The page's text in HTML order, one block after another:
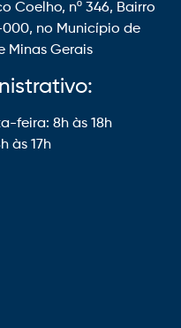
Coelho, nº 346, Bairro
000, no Município de
Minas Gerais
feira: 8h às 18h
às 17h